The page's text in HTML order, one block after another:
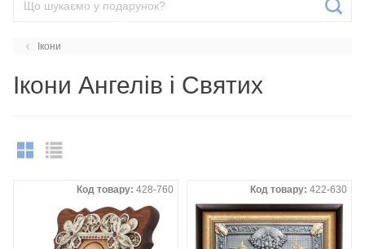
Ікони
Ікони Ангелів і Святих
Код товару: 428-760 Код товару: 422-630